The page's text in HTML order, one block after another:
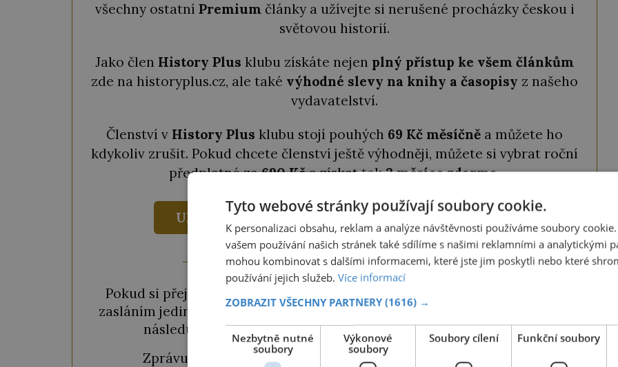
všechny ostatní Premiumčlánky a užívejte si nerušené procházky českou i
světovou historií.
Jako člen History Plus klubu získáte nejen plný přístup ke všem článkům
zde na historyplus.cz, ale také výhodné slevy na knihy a časopisy z našeho
vydavatelství.
Členství v History Plus klubu stojí pouhých 69 Kč měsíčně a můžete ho
kdykoliv zrušit. Pokud chcete členství ještě výhodněji, můžete si vybrat roční
předplatné za690 Kča získat tak2 měsíce zdarma.
UKÁZAT VÝHODY ODEMKNOUT ČLÁNEK
Pokud si přejete odemknout pouze tento článek, můžete tak také učinit
zasláním jediné SMS. Během chvilky obdržíte číselný kód, který opíšete do
následujícího okénka a kliknutím na tlačítko jej odemknete.
Zprávu ve tvaru "
CTU CLANEK " odešlete na číslo903 33 20
Tyto webové stránky používají soubory cookie.
K personalizaci obsahu, reklam a analýze návštěvnosti používáme soubory
vašem používání našich stránek také sdílíme s našimi reklamními a analytickými
mohou kombinovat s dalšími informacemi, které jste jim poskytli nebo které
používání jejich služeb. Více informací
ZOBRAZIT VŠECHNY PARTNERY (1616) →
Nezbytně nutné
soubory
Výkonové
soubory
Soubory cílení Funkční soubory